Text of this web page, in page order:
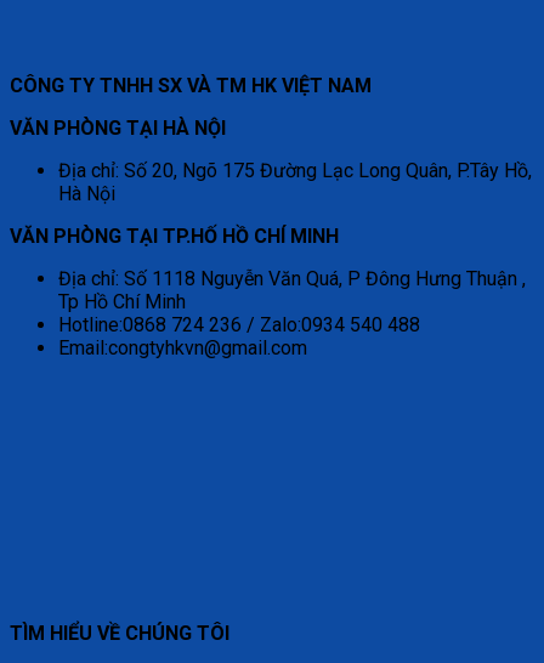
CÔNG TY TNHH SX VÀ TM HK VIỆT NAM
VĂN PHÒNG TẠI HÀ NỘI
Địa chỉ: Số 20, Ngõ 175 Đường Lạc Long Quân, P.Tây Hồ,
Hà Nội
VĂN PHÒNG TẠI TP.HỐ HỒ CHÍ MINH
Địa chỉ: Số 1118 Nguyễn Văn Quá, P Đông Hưng Thuận ,
Tp Hồ Chí Minh
Hotline:0868 724 236 / Zalo:0934 540 488
Email:congtyhkvn@gmail.com
TÌM HIỂU VỀ CHÚNG TÔI